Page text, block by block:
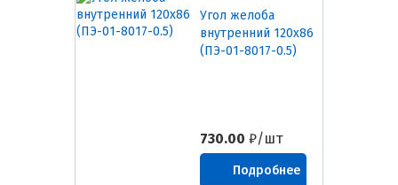
Угол желоба
внутренний 120х86
(ПЭ-01-8017-0.5)
730.00 ₽/шт
Подробнее